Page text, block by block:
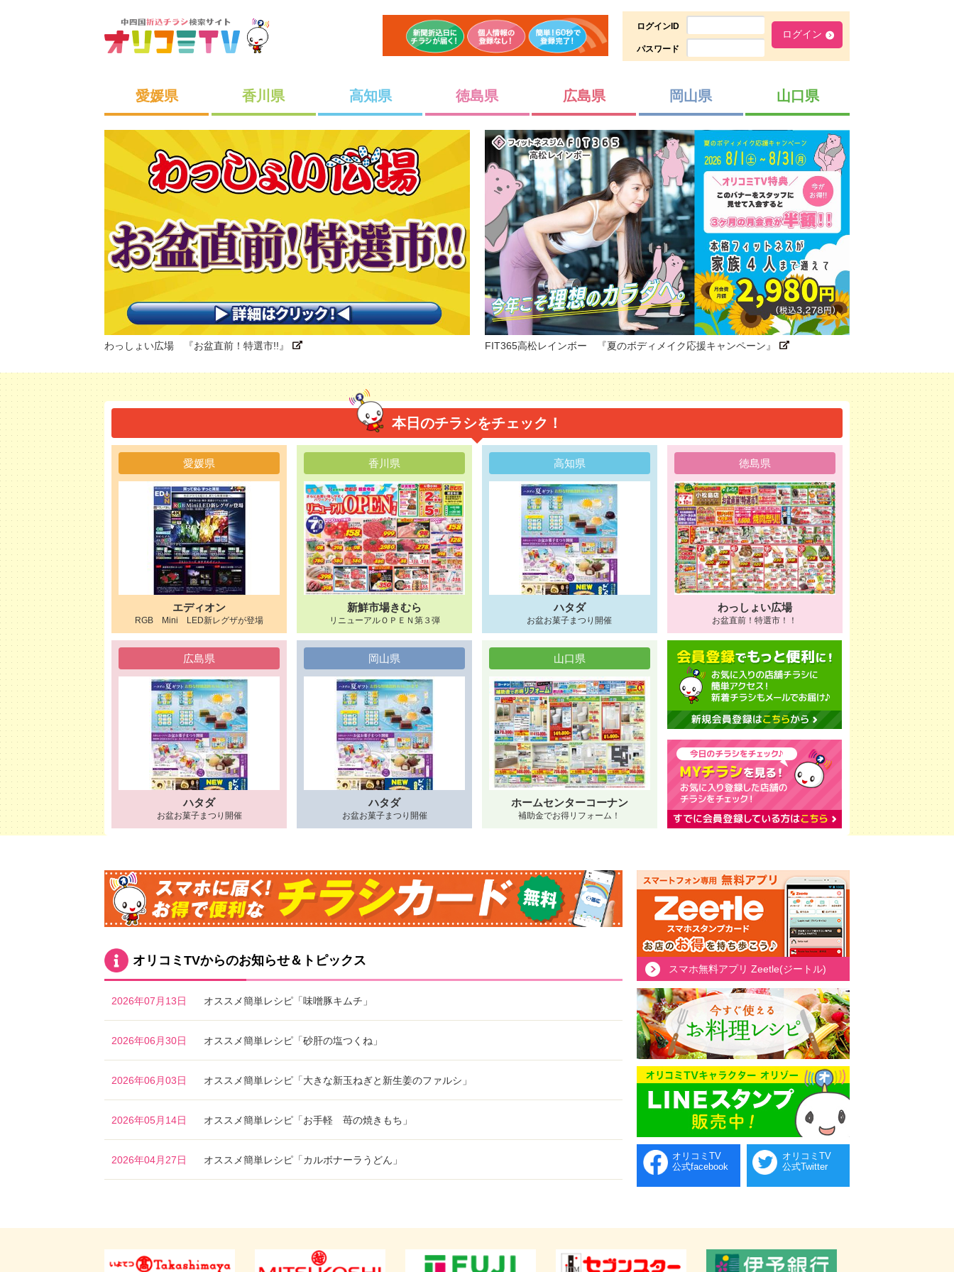
ログインID
パスワード
愛媛県 香川県 高知県 徳島県 広島県 岡山県 山口県
わっしょい広場 『お盆直前！特選市!!』 FIT365高松レインボー 『夏のボディメイク応援キャンペーン』
本日のチラシをチェック！
愛媛県
エディオン
RGB Mini LED新レグザが登場
香川県
新鮮市場きむら
リニューアルＯＰＥＮ第３弾
高知県
ハタダ
お盆お菓子まつり開催
徳島県
わっしょい広場
お盆直前！特選市！！
広島県
ハタダ
お盆お菓子まつり開催
岡山県
ハタダ
お盆お菓子まつり開催
山口県
ホームセンターコーナン
補助金でお得リフォーム！
オリコミTVからのお知らせ＆トピックス
2026年07月13日 オススメ簡単レシピ「味噌豚キムチ」
2026年06月30日 オススメ簡単レシピ「砂肝の塩つくね」
2026年06月03日 オススメ簡単レシピ「大きな新玉ねぎと新生姜のファルシ」
2026年05月14日 オススメ簡単レシピ「お手軽 苺の焼きもち」
2026年04月27日 オススメ簡単レシピ「カルボナーラうどん」
スマホ無料アプリ Zeetle(ジートル)
オリコミTV
公式facebook
オリコミTV
公式Twitter